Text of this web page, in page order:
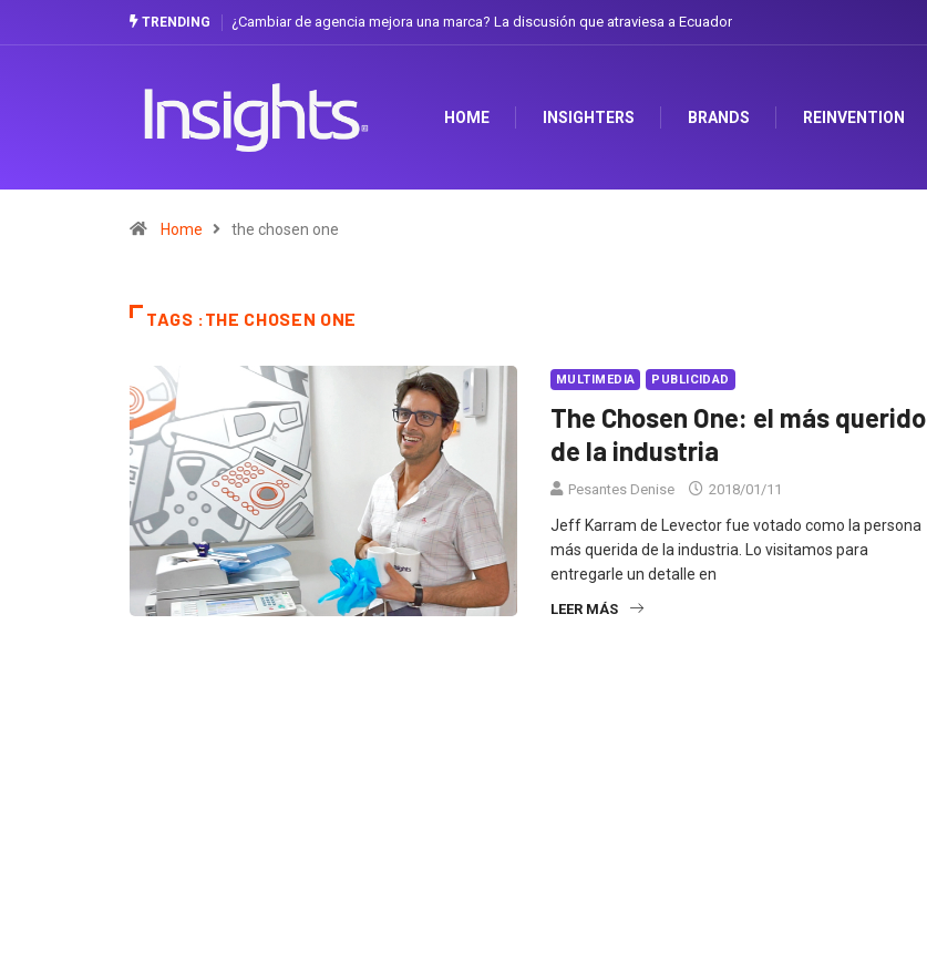
TRENDING ¿Cambiar de agencia mejora una marca? La discusión que atraviesa a Ecuador
HOME INSIGHTERS BRANDS REINVENTION
Home the chosen one
TAGS :THE CHOSEN ONE
MULTIMEDIA PUBLICIDAD
The Chosen One: el más querido
de la industria
Pesantes Denise 2018/01/11
Jeff Karram de Levector fue votado como la persona
más querida de la industria. Lo visitamos para
entregarle un detalle en
LEER MÁS